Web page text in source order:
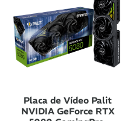
Placa de Vídeo Palit
NVIDIA GeForce RTX